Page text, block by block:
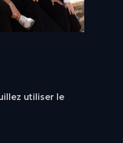
utiliser le